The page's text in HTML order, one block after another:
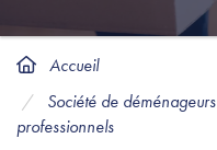
Accueil
Société de déménageurs
professionnels